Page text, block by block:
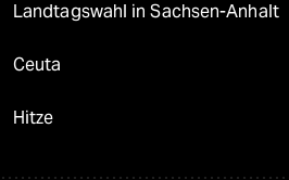
Landtagswahl in Sachsen-Anhalt
Ceuta
Hitze